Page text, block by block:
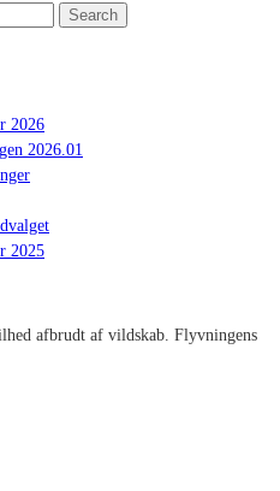
Search
2026
2026.01
2025
afbrudt af vildskab. Flyvningens